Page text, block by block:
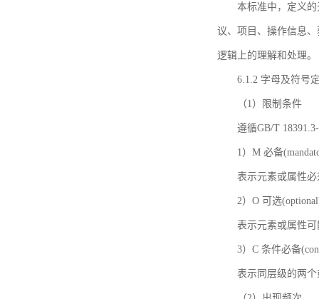
本标准中，定义
议、项目、操作信息
逻辑上的理解和处理。
6.1.2 字母及符号
（1）限制条件
遵循GB/T
1）M 必备
表示元素或属性
2）O 可选
表示元素或属性
3）C 条件必备
表示同层级的两